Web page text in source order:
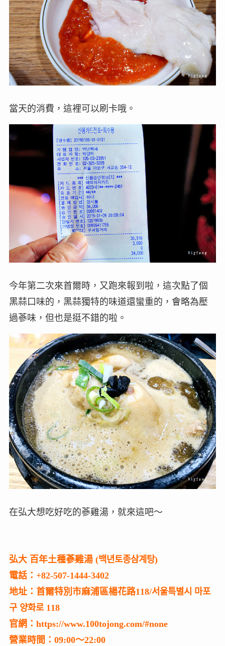
當天的消費，這裡可以刷卡哦。
今年第二次來首爾時，又跑來報到啦，這次點了個
黑蒜口味的，黑蒜獨特的味道還蠻重的，會略為壓
過蔘味，但也是挺不錯的啦。
在弘大想吃好吃的蔘雞湯，就來這吧～
弘大 百年土種蔘雞湯 (백년토종삼계탕)
電話：+82-507-1444-3402
地址：首爾特別市麻浦區楊花路118/서울특별시 마포
구 양화로 118
官網：https://www.100tojong.com/#none
營業時間：09:00～22:00